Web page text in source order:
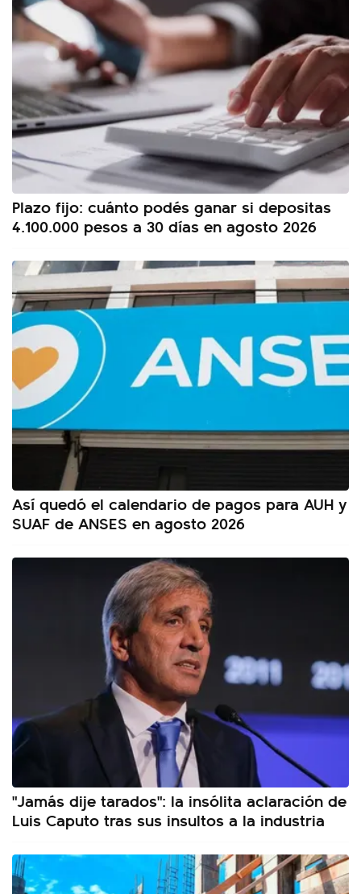
Plazo fijo: cuánto podés ganar si depositas
4.100.000 pesos a 30 días en agosto 2026
Así quedó el calendario de pagos para AUH y
SUAF de ANSES en agosto 2026
"Jamás dije tarados": la insólita aclaración de
Luis Caputo tras sus insultos a la industria